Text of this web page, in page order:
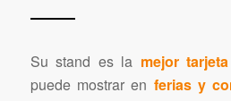
Su stand es la mejor
puede mostrar en ferias y